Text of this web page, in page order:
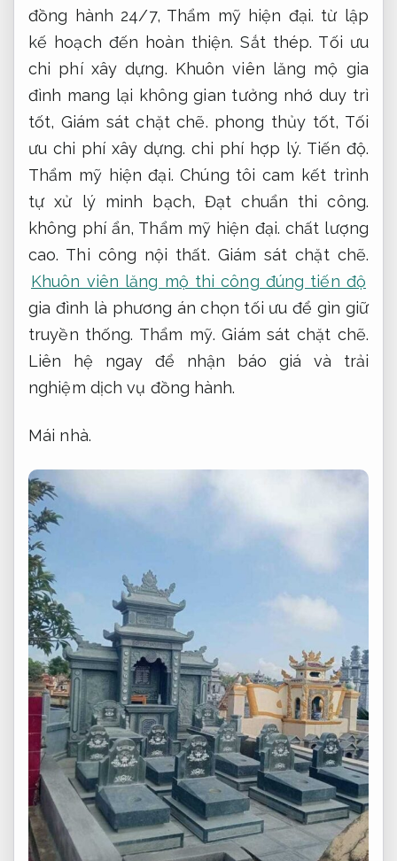
đồng hành 24/7, Thẩm mỹ hiện đại. từ lập
kế hoạch đến hoàn thiện.Sắt thép. Tối ưu
chi phí xây dựng. Khuôn viên lăng mộ gia
đình mang lại không gian tưởng nhớ duy trì
tốt, Giám sát chặt chẽ. phong thủy tốt, Tối
ưu chi phí xây dựng. chi phí hợp lý. Tiến độ.
Thẩm mỹ hiện đại. Chúng tôi cam kết trình
tự xử lý minh bạch,Đạt chuẩn thi công.
không phí ẩn, Thẩm mỹ hiện đại. chất lượng
cao. Thi công nội thất. Giám sát chặt chẽ.
Khuôn viên lăng mộ thi công đúng tiến độ
gia đình là phương án chọn tối ưu để gìn giữ
truyền thống. Thẩm mỹ. Giám sát chặt chẽ.
Liên hệ ngay để nhận báo giá và trải
nghiệm dịch vụ đồng hành.
Mái nhà.